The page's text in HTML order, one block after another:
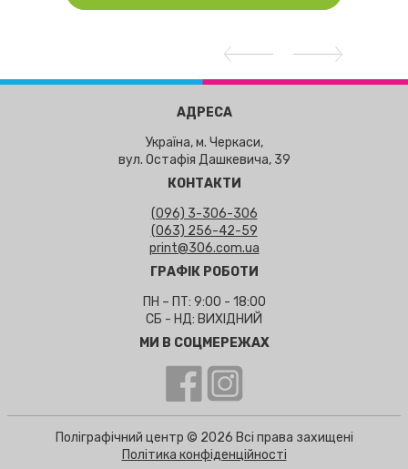
АДРЕСА
Україна, м. Черкаси,
вул. Остафія Дашкевича, 39
КОНТАКТИ
(096) 3-306-306
(063) 256-42-59
print@306.com.ua
ГРАФІК РОБОТИ
ПН – ПТ: 9:00 - 18:00
СБ - НД: ВИХІДНИЙ
МИ В СОЦМЕРЕЖАХ
Поліграфічний центр © 2026 Всі права захищені
Політика конфіденційності